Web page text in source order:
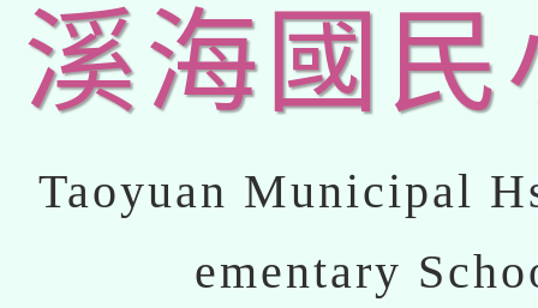
溪海國民
Taoyuan Municipal
ementary